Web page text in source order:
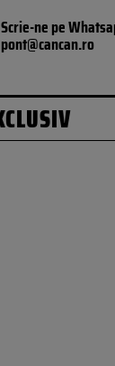
Scrie-ne pe
pont@cancan.ro